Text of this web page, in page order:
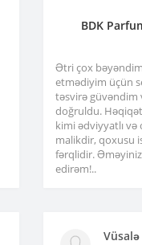
BDK
Ətri çox
etmədiyim üçün
təsvirə güvəndim
doğruldu.
kimi ədviyyatlı
malikdir, qoxusu
fərqlidir.
edirəm!..
Vüsalə